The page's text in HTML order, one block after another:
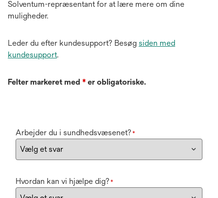
Solventum-repræsentant for at lære mere om dine
muligheder.
Leder du efter kundesupport? Besøg siden med
kundesupport.
Felter markeret med * er obligatoriske.
Arbejder du i sundhedsvæsenet? *
Hvordan kan vi hjælpe dig? *